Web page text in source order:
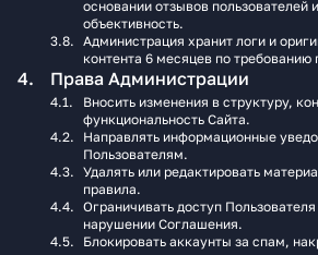
основании отзывов пользователей
объективность.
Администрация хранит логи и
контента 6 месяцев по требованию
Права Администрации
Вносить изменения в структуру,
функциональность Сайта.
Направлять информационные
Пользователям.
Удалять или редактировать
правила.
Ограничивать доступ
нарушении Соглашения.
Блокировать аккаунты за спам,